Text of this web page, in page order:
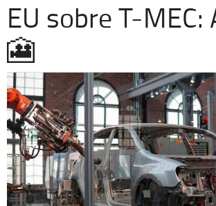
Espectáculos
Deportes
Extra +
EU sobre T-MEC:
🎦